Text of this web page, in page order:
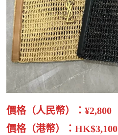
價格（人民幣）：¥2,800
價格（港幣）：HK$3,100